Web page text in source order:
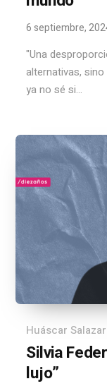
6 septiembre,
"Una
alternativas,
ya no sé si...
Huáscar
Silvia
lujo”